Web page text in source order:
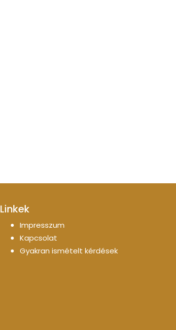
Linkek
Impresszum
Kapcsolat
Gyakran ismételt kérdések